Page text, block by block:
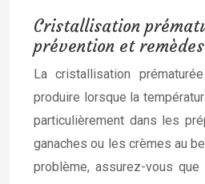
Cristallisation
prévention et remèdes
La cristallisation
produire lorsque la
particulièrement dans les
ganaches ou les crèmes au
problème, assurez-vous